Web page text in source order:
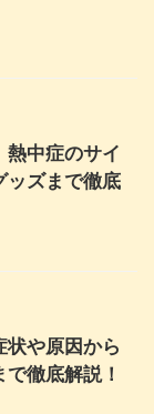
熱中症のサイ
ッズまで徹底
状や原因から
徹底解説！